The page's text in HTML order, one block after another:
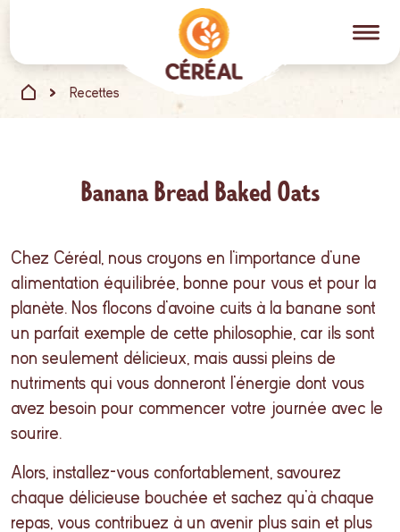
Recettes
Banana Bread Baked Oats
Chez Céréal, nous croyons en l’importance d’une
alimentation équilibrée, bonne pour vous et pour la
planète. Nos flocons d’avoine cuits à la banane sont
un parfait exemple de cette philosophie, car ils sont
non seulement délicieux, mais aussi pleins de
nutriments qui vous donneront l’énergie dont vous
avez besoin pour commencer votre journée avec le
sourire.
Alors, installez-vous confortablement, savourez
chaque délicieuse bouchée et sachez qu’à chaque
repas, vous contribuez à un avenir plus sain et plus